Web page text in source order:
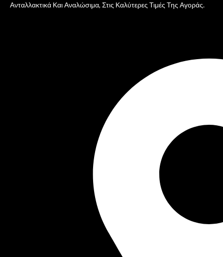
Ανταλλακτικά Και Αναλώσιμα, Στις Καλύτερες Τιμές Της Αγοράς.